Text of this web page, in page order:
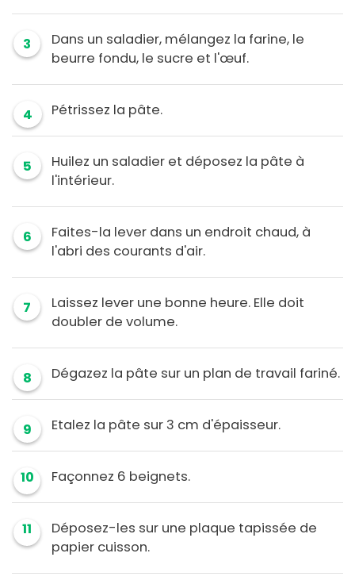
3
Dans un saladier, mélangez la farine, le
beurre fondu, le sucre et l'œuf.
4 Pétrissez la pâte.
5
Huilez un saladier et déposez la pâte à
l'intérieur.
6
Faites-la lever dans un endroit chaud, à
l'abri des courants d'air.
7
Laissez lever une bonne heure. Elle doit
doubler de volume.
8 Dégazez la pâte sur un plan de travail fariné.
9 Etalez la pâte sur 3 cm d'épaisseur.
10 Façonnez 6 beignets.
11
Déposez-les sur une plaque tapissée de
papier cuisson.